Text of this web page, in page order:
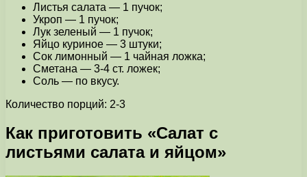
Листья салата — 1 пучок;
Укроп — 1 пучок;
Лук зеленый — 1 пучок;
Яйцо куриное — 3 штуки;
Сок лимонный — 1 чайная ложка;
Сметана — 3-4 ст. ложек;
Соль — по вкусу.
Количество порций: 2-3
Как приготовить «Cалат с
листьями салата и яйцом»